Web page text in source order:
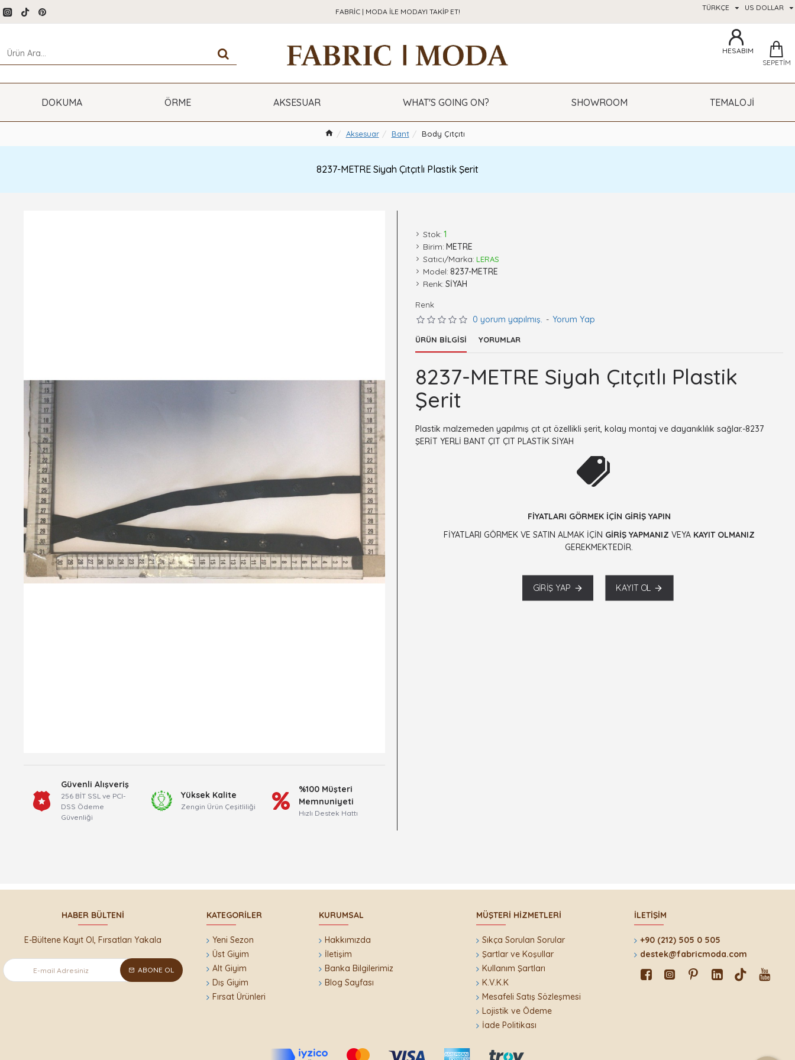
FABRIC | MODA ILE MODAYI TAKIP ET! TÜRKÇE US DOLLAR
HESABIM
SEPETIM
DOKUMA ÖRME AKSESUAR WHAT'S GOING ON? SHOWROOM TEMALOJİ
Aksesuar Bant Body Çıtçıtı
8237-METRE Siyah Çıtçıtlı Plastik Şerit
Güvenli Alışveriş
256 BİT SSL ve PCI-
DSS Ödeme
Güvenliği
Yüksek Kalite
Zengin Ürün Çeşitliliği
%100 Müşteri
Memnuniyeti
Hızlı Destek Hattı
Stok: 1
Birim: METRE
Satıcı/Marka: LERAS
Model: 8237-METRE
Renk: SİYAH
Renk
0 yorum yapılmış. - Yorum Yap
ÜRÜN BILGISI YORUMLAR
8237-METRE Siyah Çıtçıtlı Plastik
Şerit
Plastik malzemeden yapılmış çıt çıt özellikli şerit, kolay montaj ve dayanıklılık sağlar.-8237
ŞERİT YERLİ BANT ÇIT ÇIT PLASTİK SİYAH
FİYATLARI GÖRMEK İÇİN GİRİŞ YAPIN
FİYATLARI GÖRMEK VE SATIN ALMAK İÇİN GİRİŞ YAPMANIZ VEYA KAYIT OLMANIZ
GEREKMEKTEDİR.
GIRIŞ YAP KAYIT OL
HABER BÜLTENI
E-Bültene Kayıt Ol, Fırsatları Yakala
ABONE OL
KATEGORILER
Yeni Sezon
Üst Giyim
Alt Giyim
Dış Giyim
Fırsat Ürünleri
KURUMSAL
Hakkımızda
İletişim
Banka Bilgilerimiz
Blog Sayfası
MÜŞTERI HIZMETLERI
Sıkça Sorulan Sorular
Şartlar ve Koşullar
Kullanım Şartları
K.V.K.K
Mesafeli Satış Sözleşmesi
Lojistik ve Ödeme
İade Politikası
İLETIŞIM
+90 (212) 505 0 505
destek@fabricmoda.com